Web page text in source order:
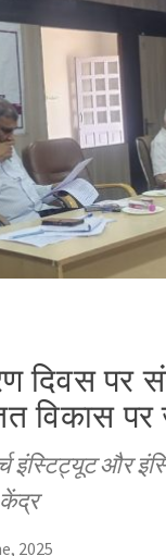
दिवस पर
विकास पर
इंस्टिट्यूट और
2025